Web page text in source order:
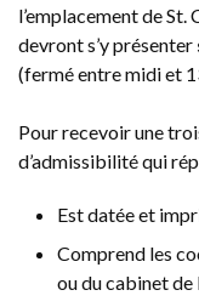
l’emplacement de St.
devront s’y présenter
(fermé entre midi et
Pour recevoir une
d’admissibilité qui
Est datée et
Comprend les
ou du cabinet